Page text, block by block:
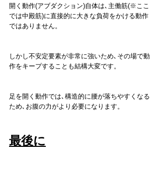
開く動作(アブダクション)自体は､主働筋(※ここ
では中殿筋)に直接的に大きな負荷をかける動作
ではありません。
しかし不安定要素が非常に強いため､その場で動
作をキープすることも結構大変です。
足を開く動作では､構造的に腰が落ちやすくなる
ため､お腹の力がより必要になります。
最後に